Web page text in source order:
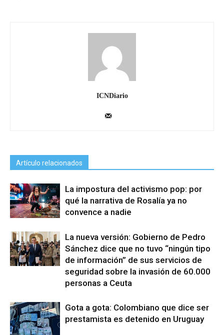
ICNDiario
Artículo relacionados
La impostura del activismo pop: por
qué la narrativa de Rosalía ya no
convence a nadie
La nueva versión: Gobierno de Pedro
Sánchez dice que no tuvo “ningún tipo
de información” de sus servicios de
seguridad sobre la invasión de 60.000
personas a Ceuta
Gota a gota: Colombiano que dice ser
prestamista es detenido en Uruguay